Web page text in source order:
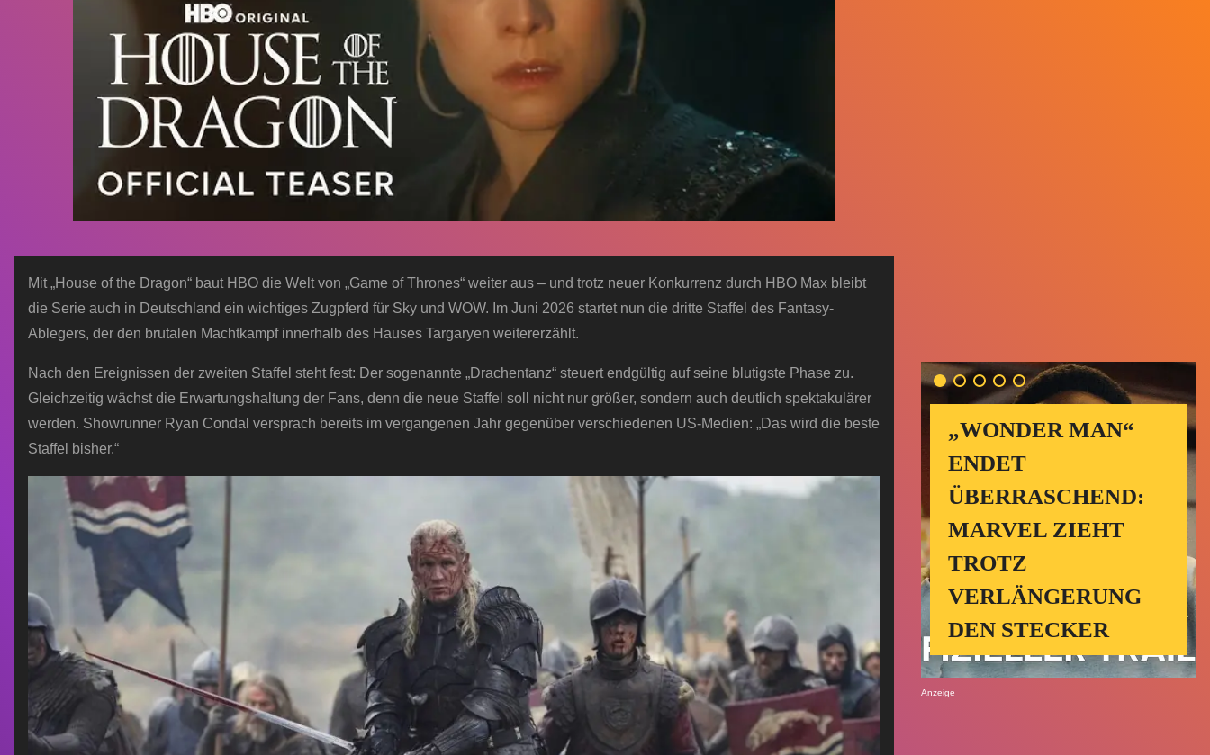
Mit „House of the Dragon“ baut HBO die Welt von „Game of Thrones“ weiter aus – und trotz neuer Konkurrenz durch HBO Max bleibt
die Serie auch in Deutschland ein wichtiges Zugpferd für Sky und WOW. Im Juni 2026 startet nun die dritte Staffel des Fantasy-
Ablegers, der den brutalen Machtkampf innerhalb des Hauses Targaryen weitererzählt.
Nach den Ereignissen der zweiten Staffel steht fest: Der sogenannte „Drachentanz“ steuert endgültig auf seine blutigste Phase zu.
Gleichzeitig wächst die Erwartungshaltung der Fans, denn die neue Staffel soll nicht nur größer, sondern auch deutlich spektakulärer
werden. Showrunner Ryan Condal versprach bereits im vergangenen Jahr gegenüber verschiedenen US-Medien: „Das wird die beste
Staffel bisher.“
„WONDER MAN“
ENDET
ÜBERRASCHEND:
MARVEL ZIEHT
TROTZ
VERLÄNGERUNG
DEN STECKER
Anzeige